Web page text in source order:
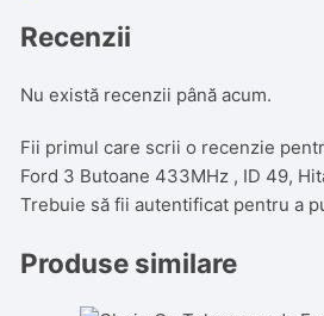
Recenzii
Nu există recenzii până acum.
Fii primul care scrii o recenzie
Ford 3 Butoane 433MHz , ID 49,
Trebuie să fiiautentificat pentru a
Produse similare